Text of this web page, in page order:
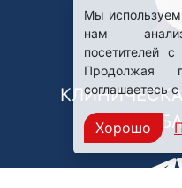
Мы
нам
посетителей
Продолжая
соглашаетесь
Хорошо